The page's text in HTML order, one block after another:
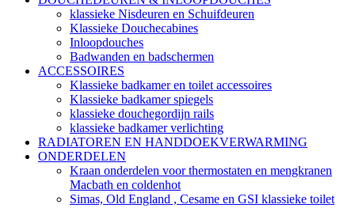
klassieke Nisdeuren en Schuifdeuren
Klassieke Douchecabines
Inloopdouches
Badwanden en badschermen
ACCESSOIRES
Klassieke badkamer en toilet accessoires
Klassieke badkamer spiegels
klassieke douchegordijn rails
klassieke badkamer verlichting
RADIATOREN EN HANDDOEKVERWARMING
ONDERDELEN
Kraan onderdelen voor thermostaten en mengkranen
Macbath en coldenhot
Simas, Old England , Cesame en GSI klassieke toilet